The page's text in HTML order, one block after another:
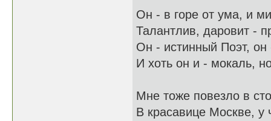
Он - в горе от ума, и
Талантлив, даровит -
Он - истинный Поэт,
И хоть он и - мокаль,
Мне тоже повезло в
В красавице Москве, у